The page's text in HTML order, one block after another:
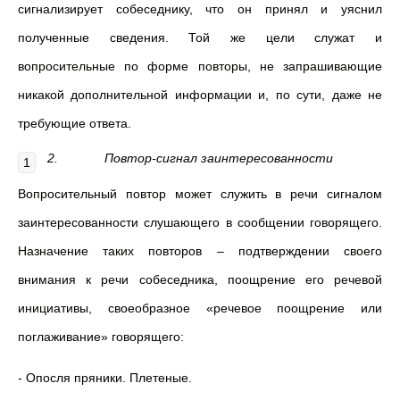
сигнализирует собеседнику, что он принял и уяснил
полученные сведения. Той же цели служат и
вопросительные по форме повторы, не запрашивающие
никакой дополнительной информации и, по сути, даже не
требующие ответа.
2. Повтор-сигнал заинтересованности
Вопросительный повтор может служить в речи сигналом
заинтересованности слушающего в сообщении говорящего.
Назначение таких повторов – подтверждении своего
внимания к речи собеседника, поощрение его речевой
инициативы, своеобразное «речевое поощрение или
поглаживание» говорящего:
- Опосля пряники. Плетеные.